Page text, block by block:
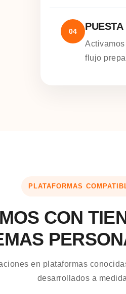
04
flujo
PLATAFORMAS
CON
en plataformas
desarrollados a